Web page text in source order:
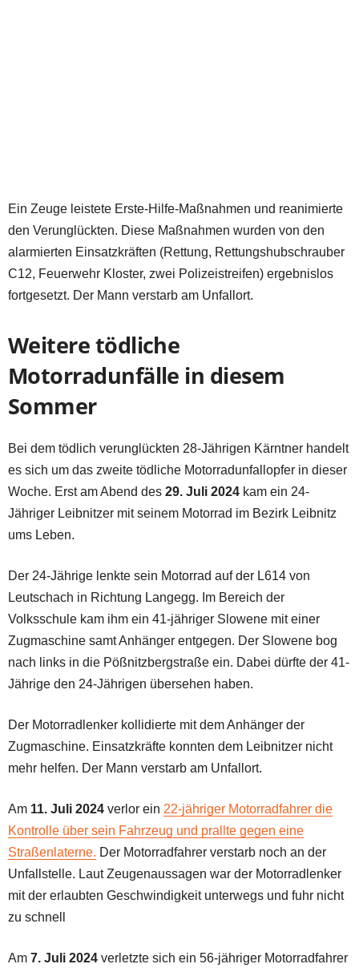
Ein Zeuge leistete Erste-Hilfe-Maßnahmen und reanimierte
den Verunglückten. Diese Maßnahmen wurden von den
alarmierten Einsatzkräften (Rettung, Rettungshubschrauber
C12, Feuerwehr Kloster, zwei Polizeistreifen) ergebnislos
fortgesetzt. Der Mann verstarb am Unfallort.
Weitere tödliche
Motorradunfälle in diesem
Sommer
Bei dem tödlich verunglückten 28-Jährigen Kärntner handelt
es sich um das zweite tödliche Motorradunfallopfer in dieser
Woche. Erst am Abend des 29. Juli 2024 kam ein 24-
Jähriger Leibnitzer mit seinem Motorrad im Bezirk Leibnitz
ums Leben.
Der 24-Jährige lenkte sein Motorrad auf der L614 von
Leutschach in Richtung Langegg. Im Bereich der
Volksschule kam ihm ein 41-jähriger Slowene mit einer
Zugmaschine samt Anhänger entgegen. Der Slowene bog
nach links in die Pößnitzbergstraße ein. Dabei dürfte der 41-
Jährige den 24-Jährigen übersehen haben.
Der Motorradlenker kollidierte mit dem Anhänger der
Zugmaschine. Einsatzkräfte konnten dem Leibnitzer nicht
mehr helfen. Der Mann verstarb am Unfallort.
Am 11. Juli 2024 verlor ein 22-jähriger Motorradfahrer die
Kontrolle über sein Fahrzeug und prallte gegen eine
Straßenlaterne. Der Motorradfahrer verstarb noch an der
Unfallstelle. Laut Zeugenaussagen war der Motorradlenker
mit der erlaubten Geschwindigkeit unterwegs und fuhr nicht
zu schnell
Am 7. Juli 2024 verletzte sich ein 56-jähriger Motorradfahrer